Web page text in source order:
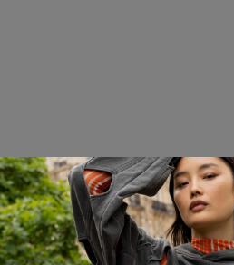
Джинсы Red September
924.02.71.05
О товаре